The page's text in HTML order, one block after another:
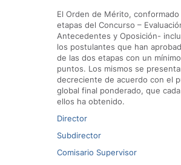
El Orden de Mérito,
etapas del Concurso –
Antecedentes y Oposición-
los postulantes que han
de las dos etapas con un
puntos. Los mismos se
decreciente de acuerdo con el
global final ponderado, que
ellos ha obtenido.
Director
Subdirector
Comisario Supervisor